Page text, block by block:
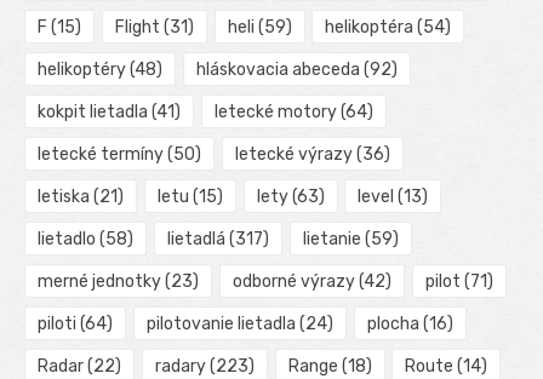
F (15) Flight (31) heli (59) helikoptéra (54)
helikoptéry(48) hláskovacia abeceda (92)
kokpit lietadla (41) letecké motory(64)
letecké termíny(50) letecké výrazy(36)
letiska (21) letu (15) lety(63) level (13)
lietadlo (58) lietadlá (317) lietanie (59)
merné jednotky(23) odborné výrazy(42) pilot (71)
piloti (64) pilotovanie lietadla (24) plocha (16)
Radar(22) radary(223) Range (18) Route (14)